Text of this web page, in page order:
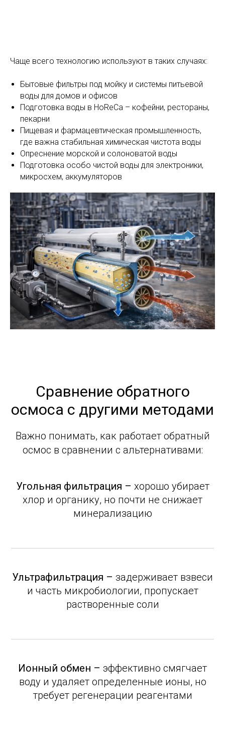
Чаще всего технологию используют в таких случаях:
Бытовые фильтры под мойку и системы питьевой
воды для домов и офисов
Подготовка воды в HoReCa – кофейни, рестораны,
пекарни
Пищевая и фармацевтическая промышленность,
где важна стабильная химическая чистота воды
Опреснение морской и солоноватой воды
Подготовка особо чистой воды для электроники,
микросхем, аккумуляторов
Сравнение обратного
осмоса с другими методами
Важно понимать, как работает обратный
осмос в сравнении с альтернативами:
Угольная фильтрация – хорошо убирает
хлор и органику, но почти не снижает
минерализацию
Ультрафильтрация – задерживает взвеси
и часть микробиологии, пропускает
растворенные соли
Ионный обмен – эффективно смягчает
воду и удаляет определенные ионы, но
требует регенерации реагентами
О компании
Каталог
Услуги
Контакты
© 2013-2025 Группа компаний РХС.
Все права защищены.
Согласие на обработку персональных данных
Российский производитель
промышленной химии